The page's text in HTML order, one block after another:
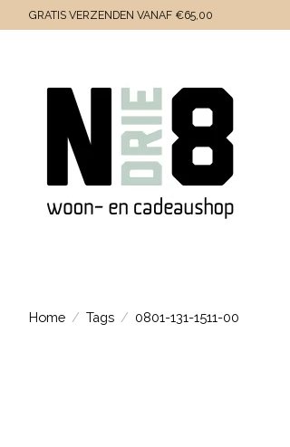
GRATIS VERZENDEN VANAF €65,00
Home / Tags / 0801-131-1511-00